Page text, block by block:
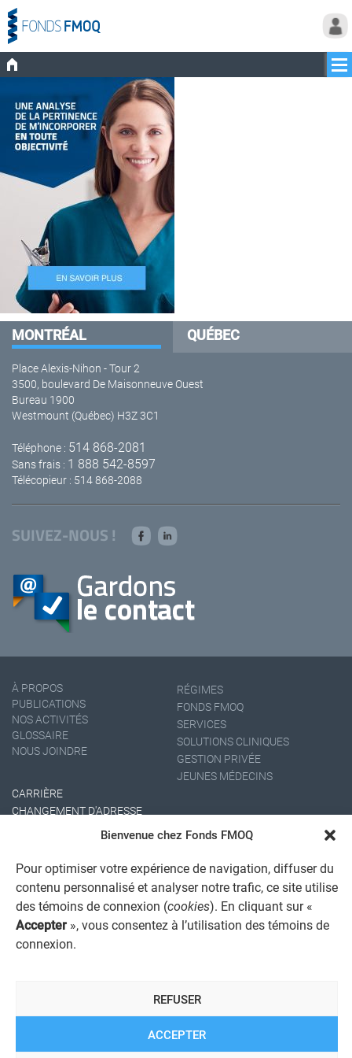
Bienvenue chez Fonds FMOQ
Pour optimiser votre expérience de navigation, diffuser du
contenu personnalisé et analyser notre trafic, ce site utilise
des témoins de connexion (cookies). En cliquant sur «
Accepter », vous consentez à l’utilisation des témoins de
connexion.
ACCEPTER
REFUSER
MONTRÉAL QUÉBEC
Place Alexis-Nihon - Tour 2
3500, boulevard De Maisonneuve Ouest
Bureau 1900
Westmount (Québec) H3Z 3C1
Téléphone : 514 868-2081
Sans frais : 1 888 542-8597
Télécopieur : 514 868-2088
SUIVEZ-NOUS !
À PROPOS
PUBLICATIONS
NOS ACTIVITÉS
GLOSSAIRE
NOUS JOINDRE
RÉGIMES
FONDS FMOQ
SERVICES
SOLUTIONS CLINIQUES
GESTION PRIVÉE
JEUNES MÉDECINS
CARRIÈRE
CHANGEMENT D'ADRESSE
AVIS JURIDIQUE GÉNÉRAL
POLITIQUE DE TRAITEMENT DES PLAINTES
REGISTRE DES CONFLITS D'INTÉRÊTS